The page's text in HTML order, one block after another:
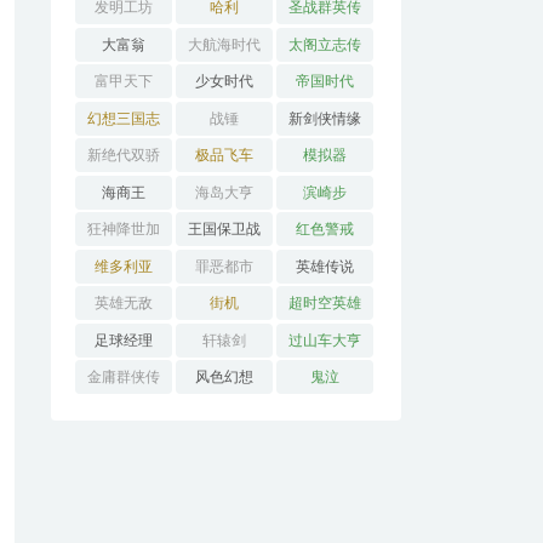
发明工坊 哈利 圣战群英传
大富翁 大航海时代 太阁立志传
富甲天下 少女时代 帝国时代
幻想三国志 战锤 新剑侠情缘
新绝代双骄 极品飞车 模拟器
海商王 海岛大亨 滨崎步
狂神降世加
强版
王国保卫战 红色警戒
维多利亚 罪恶都市 英雄传说
英雄无敌 街机 超时空英雄
传说3
足球经理 轩辕剑 过山车大亨
金庸群侠传 风色幻想 鬼泣